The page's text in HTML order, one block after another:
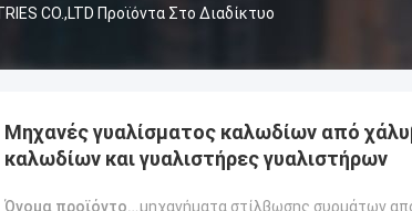
CO.,LTD Προϊόντα Στο Διαδίκτυο
Μηχανές γυαλίσματος καλωδίων από
καλωδίων και γυαλιστήρες γυαλιστήρων
Όνομα προϊόντος: